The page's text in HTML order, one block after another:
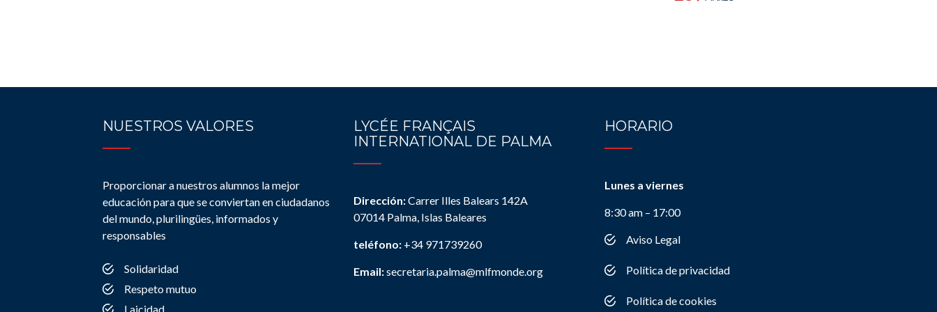
NUESTROS VALORES
Proporcionar a nuestros alumnos la mejor
educación para que se conviertan en ciudadanos
del mundo, plurilingües, informados y
responsables
Solidaridad
Respeto mutuo
Laicidad
LYCÉE FRANÇAIS
INTERNATIONAL DE PALMA
Dirección:Carrer Illes Balears 142A
07014 Palma, Islas Baleares
teléfono: +34 971739260
Email:secretaria.palma@mlfmonde.org
HORARIO
Lunes a viernes
8:30 am – 17:00
Aviso Legal
Política de privacidad
Política de cookies